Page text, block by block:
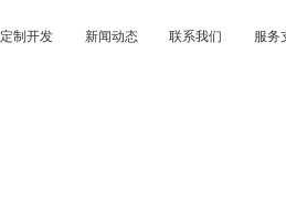
定制开发 新闻动态 联系我们 服务